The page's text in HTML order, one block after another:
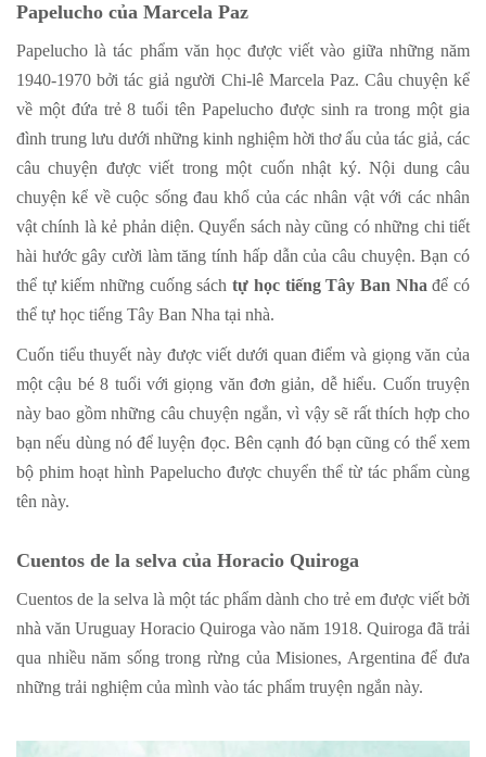
Papelucho của Marcela Paz
Papelucho là tác phẩm văn học được viết vào giữa những năm
1940-1970 bởi tác giả người Chi-lê Marcela Paz. Câu chuyện kể
về một đứa trẻ 8 tuổi tên Papelucho được sinh ra trong một gia
đình trung lưu dưới những kinh nghiệm hời thơ ấu của tác giả, các
câu chuyện được viết trong một cuốn nhật ký. Nội dung câu
chuyện kể về cuộc sống đau khổ của các nhân vật với các nhân
vật chính là kẻ phản diện. Quyển sách này cũng có những chi tiết
hài hước gây cười làm tăng tính hấp dẫn của câu chuyện. Bạn có
thể tự kiếm những cuống sách tự học tiếng Tây Ban Nha để có
thể tự học tiếng Tây Ban Nha tại nhà.
Cuốn tiểu thuyết này được viết dưới quan điểm và giọng văn của
một cậu bé 8 tuổi với giọng văn đơn giản, dễ hiểu. Cuốn truyện
này bao gồm những câu chuyện ngắn, vì vậy sẽ rất thích hợp cho
bạn nếu dùng nó để luyện đọc. Bên cạnh đó bạn cũng có thể xem
bộ phim hoạt hình Papelucho được chuyển thể từ tác phẩm cùng
tên này.
Cuentos de la selva của Horacio Quiroga
Cuentos de la selva là một tác phẩm dành cho trẻ em được viết bởi
nhà văn Uruguay Horacio Quiroga vào năm 1918. Quiroga đã trải
qua nhiều năm sống trong rừng của Misiones, Argentina để đưa
những trải nghiệm của mình vào tác phẩm truyện ngắn này.